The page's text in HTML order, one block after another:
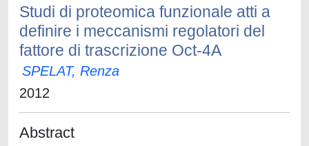
Studi di proteomica funzionale atti a
definire i meccanismi regolatori del
fattore di trascrizione Oct-4A
SPELAT, Renza
2012
Abstract